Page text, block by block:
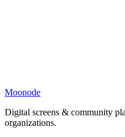
Moonode
Digital screens & community
organizations.